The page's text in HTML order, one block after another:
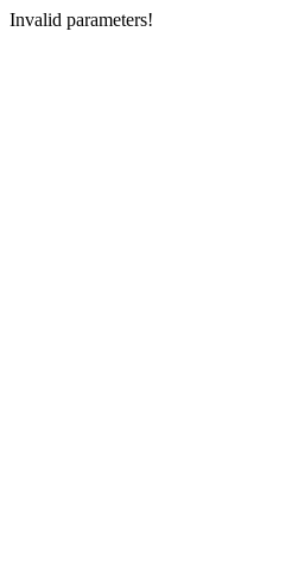
Invalid parameters!